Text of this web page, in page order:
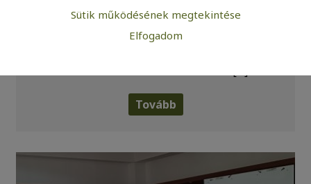
A zuglói Olajág Otthonokban vidám hangulatú
kanaszta kártyaklub találkozót tartottak,
Tovább
A weboldal statisztikáinak elemzésével tudjuk
weboldalunkat hatékonyabbá tenni, hogy a lehető
Google Analytics segítségével, amely kizárólag az IP
címeket tárolja a személyes adatok közül.
Sütik működésének megtekintése
Elfogadom